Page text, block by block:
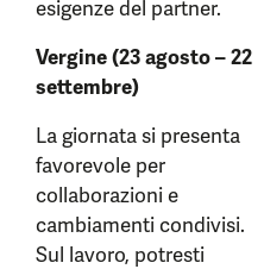
esigenze del partner.
Vergine (23 agosto – 22
settembre)
La giornata si presenta
favorevole per
collaborazioni e
cambiamenti condivisi.
Sul lavoro, potresti